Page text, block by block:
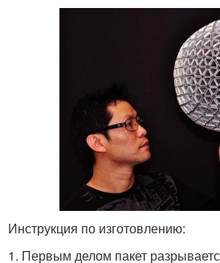
Инструкция по изготовлению:
1. Первым делом пакет